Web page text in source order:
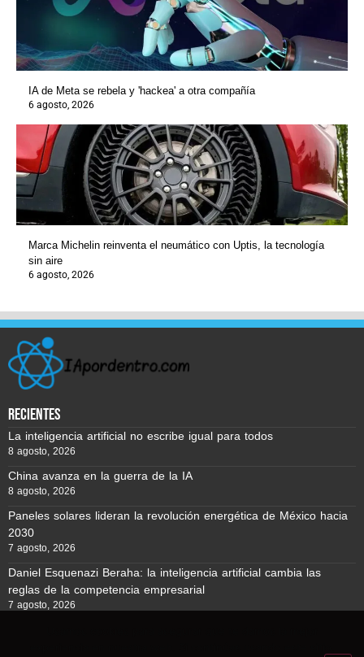
IA de Meta se rebela y 'hackea' a otra compañía
6 agosto, 2026
Marca Michelin reinventa el neumático con Uptis, la tecnología
sin aire
6 agosto, 2026
recientes
La inteligencia artificial no escribe igual para todos
8 agosto, 2026
China avanza en la guerra de la IA
8 agosto, 2026
Paneles solares lideran la revolución energética de México hacia
2030
7 agosto, 2026
Daniel Esquenazi Beraha: la inteligencia artificial cambia las
reglas de la competencia empresarial
7 agosto, 2026